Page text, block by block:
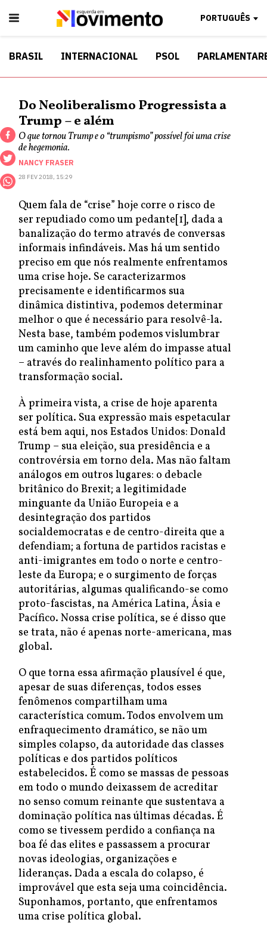
PORTUGUÊS
BRASIL INTERNACIONAL PSOL
Do Neoliberalismo Progressista a
Trump – e além
O que tornou Trump e o “trumpismo” possível foi uma crise
de hegemonia.
NANCY FRASER
28 FEV 2018, 15:29
Quem fala de “crise” hoje corre o risco de
ser repudiado como um pedante[1], dada a
banalização do termo através de conversas
informais infindáveis. Mas há um sentido
preciso em que nós realmente enfrentamos
uma crise hoje. Se caracterizarmos
precisamente e identificarmos sua
dinâmica distintiva, podemos determinar
melhor o que é necessário para resolvê-la.
Nesta base, também podemos vislumbrar
um caminho que leve além do impasse atual
– através do realinhamento político para a
transformação social.
À primeira vista, a crise de hoje aparenta
ser política. Sua expressão mais espetacular
está bem aqui, nos Estados Unidos: Donald
Trump – sua eleição, sua presidência e a
controvérsia em torno dela. Mas não faltam
análogos em outros lugares: o debacle
britânico do Brexit; a legitimidade
minguante da União Europeia e a
desintegração dos partidos
socialdemocratas e de centro-direita que a
defendiam; a fortuna de partidos racistas e
anti-imigrantes em todo o norte e centro-
leste da Europa; e o surgimento de forças
autoritárias, algumas qualificando-se como
proto-fascistas, na América Latina, Ásia e
Pacífico. Nossa crise política, se é disso que
se trata, não é apenas norte-americana, mas
global.
O que torna essa afirmação plausível é que,
apesar de suas diferenças, todos esses
fenômenos compartilham uma
característica comum. Todos envolvem um
enfraquecimento dramático, se não um
simples colapso, da autoridade das classes
políticas e dos partidos políticos
estabelecidos. É como se massas de pessoas
em todo o mundo deixassem de acreditar
no senso comum reinante que sustentava a
dominação política nas últimas décadas. É
como se tivessem perdido a confiança na
boa fé das elites e passassem a procurar
novas ideologias, organizações e
lideranças. Dada a escala do colapso, é
improvável que esta seja uma coincidência.
Suponhamos, portanto, que enfrentamos
uma crise política global.